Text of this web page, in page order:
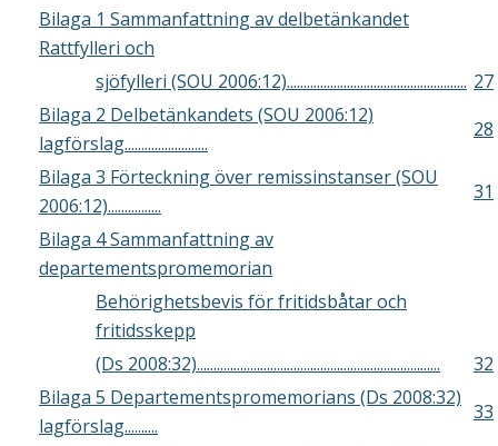
Bilaga 1 Sammanfattning av delbetänkandet
Rattfylleri och
sjöfylleri (SOU 2006:12)...................................................... 27
Bilaga 2 Delbetänkandets (SOU 2006:12)
lagförslag.........................
28
Bilaga 3 Förteckning över remissinstanser (SOU
2006:12)................
31
Bilaga 4 Sammanfattning av
departementspromemorian
Behörighetsbevis för fritidsbåtar och
fritidsskepp
(Ds 2008:32).........................................................................
32
Bilaga 5 Departementspromemorians (Ds 2008:32)
lagförslag..........
33